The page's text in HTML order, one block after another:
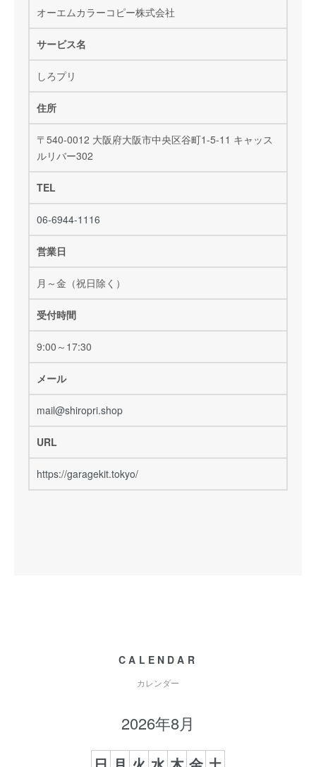
オーエムカラーコピー株式会社
サービス名
しろプリ
住所
〒540-0012 大阪府大阪市中央区谷町1-5-11 キャッス
ルリバー302
TEL
06-6944-1116
営業日
月～金（祝日除く）
受付時間
9:00～17:30
メール
mail@shiropri.shop
URL
https://garagekit.tokyo/
CALENDAR
カレンダー
2026年8月